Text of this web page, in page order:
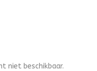
niet beschikbaar.